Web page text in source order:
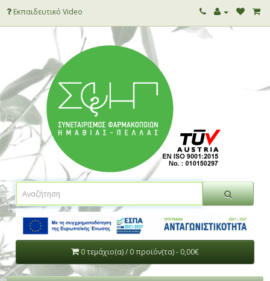
Εκπαιδευτικό Video
0 τεμάχιο(α) / 0 προϊόν(τα) - 0,00€